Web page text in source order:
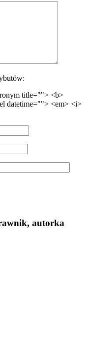
title=""> <b>
datetime=""> <em> <i>
autorka